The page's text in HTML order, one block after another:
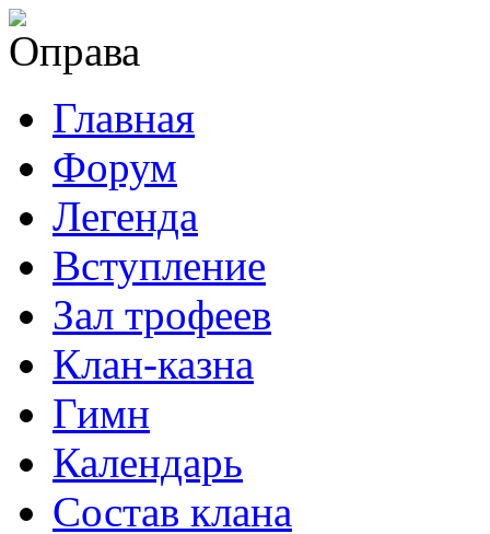
Главная
Форум
Легенда
Вступление
Зал трофеев
Клан-казна
Гимн
Календарь
Состав клана